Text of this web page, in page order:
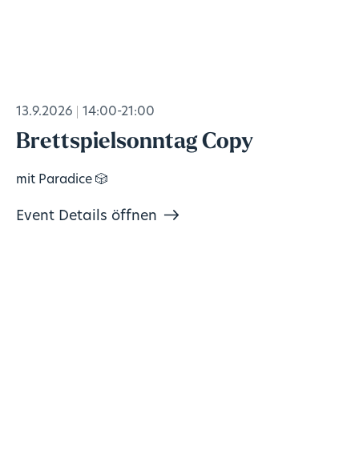
13.9.2026 14:00-21:00
Brettspielsonntag Copy
mit Paradice 🎲
Event Details öffnen